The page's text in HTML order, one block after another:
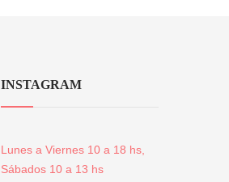
INSTAGRAM
Lunes a Viernes 10 a 18 hs,
Sábados 10 a 13 hs